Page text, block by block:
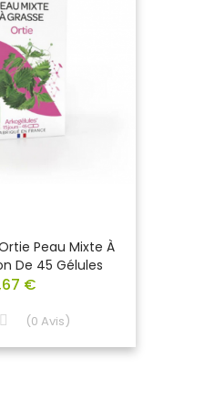
Ortie Peau Mixte À
De 45 Gélules
€
(0 Avis)